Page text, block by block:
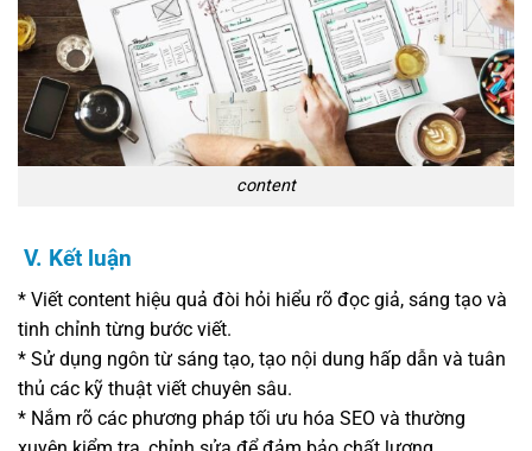
content
V. Kết luận
* Viết content hiệu quả đòi hỏi hiểu rõ đọc giả, sáng tạo và
tinh chỉnh từng bước viết.
* Sử dụng ngôn từ sáng tạo, tạo nội dung hấp dẫn và tuân
thủ các kỹ thuật viết chuyên sâu.
* Nắm rõ các phương pháp tối ưu hóa SEO và thường